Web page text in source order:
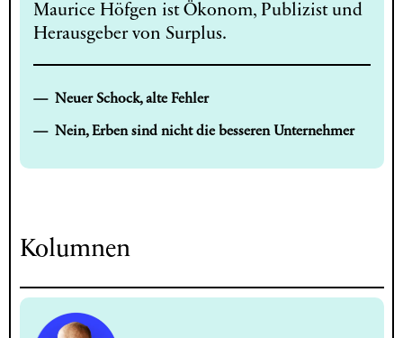
Maurice Höfgen ist Ökonom, Publizist und
Herausgeber von Surplus.
Neuer Schock, alte Fehler
Nein, Erben sind nicht die besseren Unternehmer
Kolumnen